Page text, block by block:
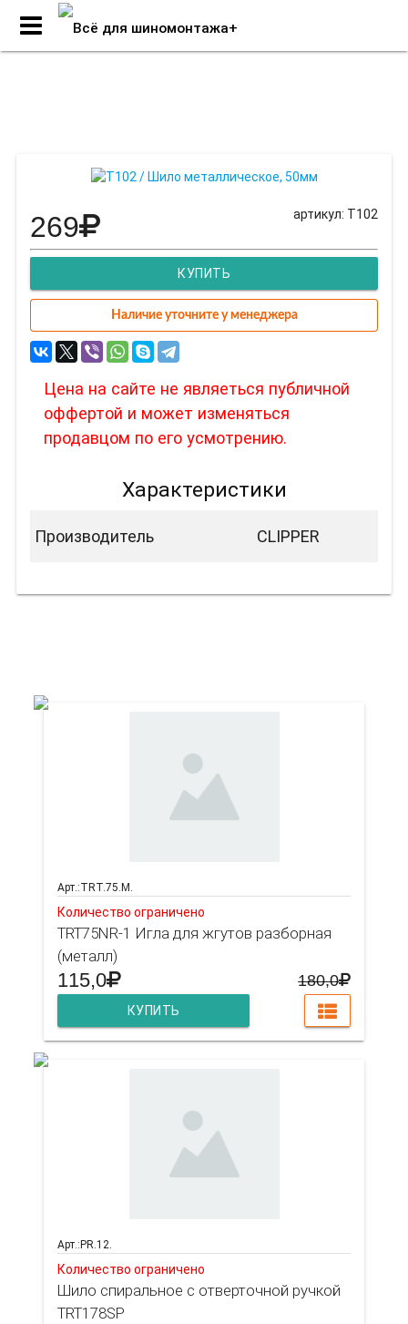
артикул: T102
269
КУПИТЬ
Наличие уточните у менеджера
Цена на сайте не являеться публичной
оффертой и может изменяться
продавцом по его усмотрению.
Характеристики
Производитель CLIPPER
Арт.:TRT.75.M.
Количество ограничено
TRT75NR-1 Игла для жгутов разборная
(металл)
115,0 180,0
КУПИТЬ
Арт.:PR.12.
Количество ограничено
Шило спиральное с отверточной ручкой
TRT178SP